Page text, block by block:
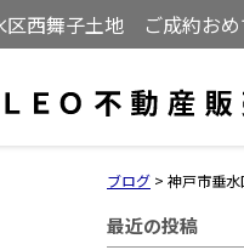
区西舞子土地 ご成約おめ
ブログ > 神戸市垂
最近の投稿